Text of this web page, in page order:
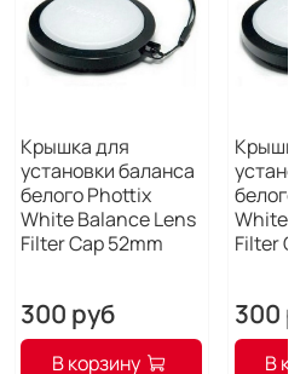
Крышка для
установки баланса
белого Phottix
White Balance Lens
Filter Cap 52mm
300 руб
В корзину
белого
White
Filter
300
В